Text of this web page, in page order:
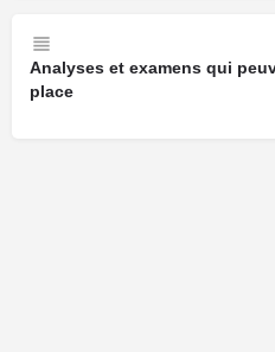
Analyses et examens qui
place